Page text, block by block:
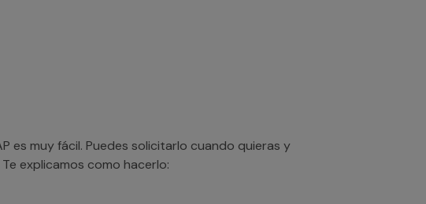
es muy fácil. Puedes solicitarlo cuando quieras y
explicamos como hacerlo: